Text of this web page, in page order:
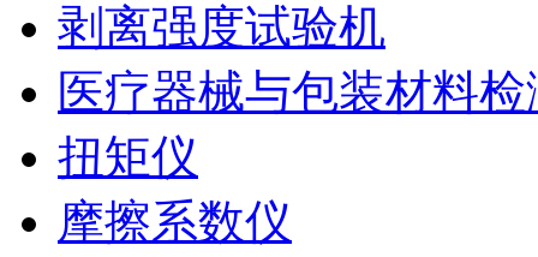
剥离强度试验机
医疗器械与包装材料检
扭矩仪
摩擦系数仪